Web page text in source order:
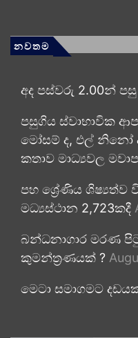
නවතම
අද පස්වරු 2.00න් පසු
පසුගිය ස්වාභාවික
මෝසම් ද, එල් නිනෝ
කතාව මාධ්‍යවල
පහ ශ්‍රේණිය ශිෂ්‍යත්ව
මධ්‍යස්ථාන 2,723කදී
බන්ධනාගාර මරණ
කුමන්ත්‍රණයක් ?
මෙටා සමාගමට